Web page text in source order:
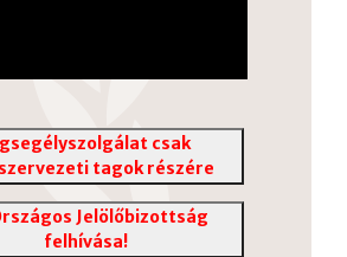
csak
tagok részére
Jelölőbizottság
felhívása!